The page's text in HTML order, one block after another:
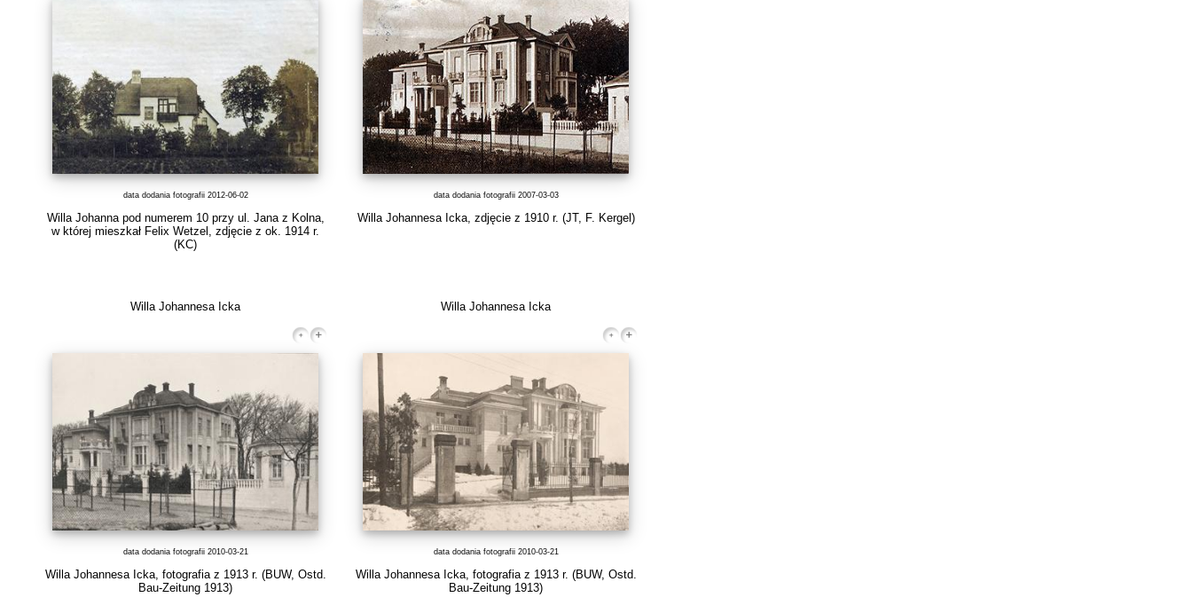
data dodania fotografii 2012-06-02
Willa Johanna pod numerem 10 przy ul. Jana z Kolna,
w której mieszkał Felix Wetzel, zdjęcie z ok. 1914 r.
(KC)
data dodania fotografii 2007-03-03
Willa Johannesa Icka, zdjęcie z 1910 r. (JT, F. Kergel)
Willa Johannesa Icka
data dodania fotografii 2010-03-21
Willa Johannesa Icka, fotografia z 1913 r. (BUW, Ostd.
Bau-Zeitung 1913)
Willa Johannesa Icka
data dodania fotografii 2010-03-21
Willa Johannesa Icka, fotografia z 1913 r. (BUW, Ostd.
Bau-Zeitung 1913)